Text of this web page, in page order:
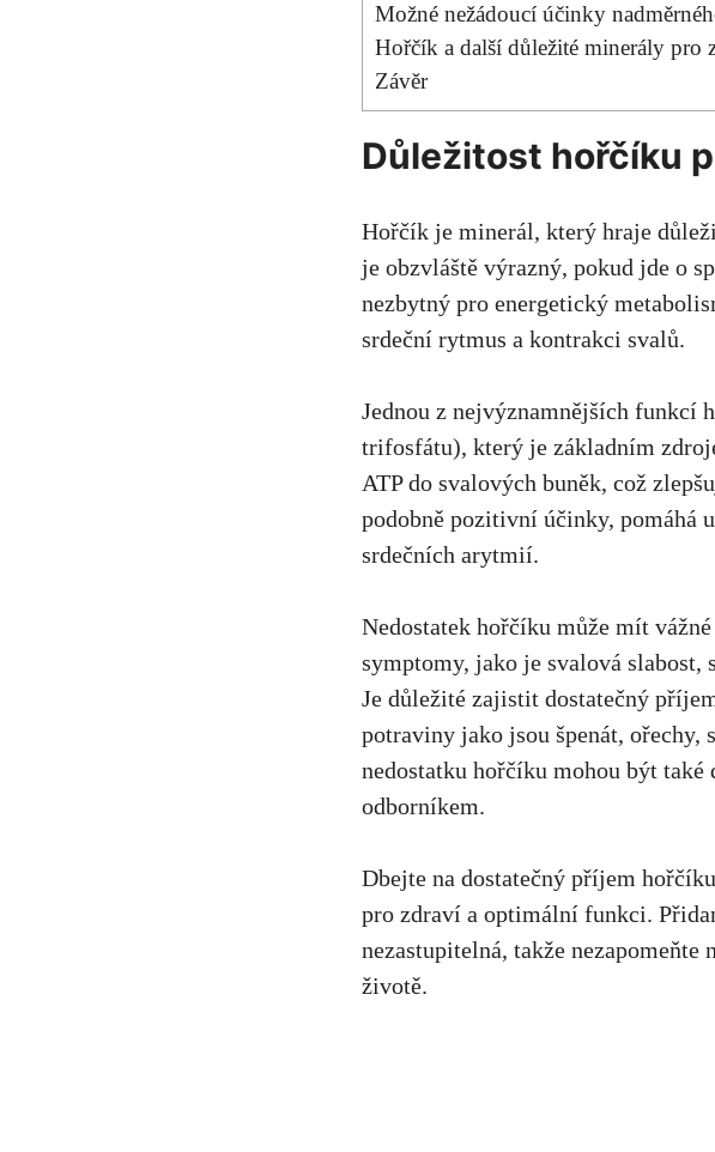
Možné nežádoucí účinky⁣
Hořčík ‌a další důležité minerály ⁤pro
Závěr
Důležitost hořčíku
Hořčík je ⁢minerál, který hraje
je obzvláště výrazný, ‍pokud jde o
nezbytný pro energetický
‌srdeční rytmus a kontrakci svalů.
Jednou z ‌nejvýznamnějších funkcí
trifosfátu), který⁣ je‍ základním
ATP do svalových ⁤buněk, což⁣
podobně pozitivní účinky, pomáhá
srdečních arytmií.
Nedostatek hořčíku může mít
symptomy, jako je svalová slabost,
Je důležité zajistit ‌dostatečný⁤
potraviny jako jsou špenát, ⁤ořechy,​
nedostatku hořčíku mohou⁢ být
odborníkem.
Dbejte na dostatečný příjem
pro zdraví a optimální funkci.
nezastupitelná, takže
životě.